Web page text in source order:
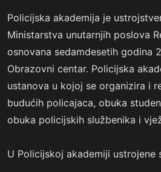
Policijska akademija je
Ministarstva unutarnjih poslova
osnovana sedamdesetih godina
Obrazovni centar. Policijska
ustanova u kojoj se organizira i
budućih policajaca, obuka
obuka policijskih službenika i
U Policijskoj akademiji ustrojene